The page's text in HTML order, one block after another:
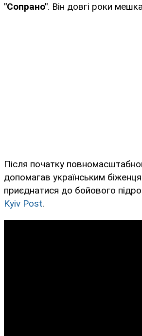
"Сопрано". Він довгі роки
Після початку
допомагав українським
приєднатися до бойового
Kyiv Post.